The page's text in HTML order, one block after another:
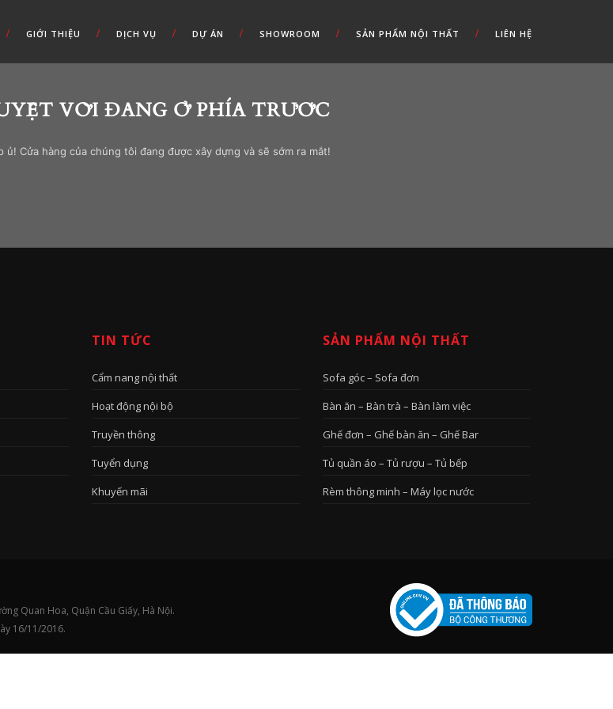
GIỚI THIỆU DỊCH VỤ DỰ ÁN SHOWROOM SẢN PHẨM NỘI THẤT LIÊN HỆ
VỜI ĐANG Ở PHÍA TRƯỚC
ủ! Cửa hàng của chúng tôi đang được xây dựng và sẽ sớm ra mắt!
TIN TỨC
Cẩm nang nội thất
Hoạt động nội bộ
Truyền thông
Tuyển dụng
Khuyến mãi
SẢN PHẨM NỘI THẤT
Sofa góc – Sofa đơn
Bàn ăn – Bàn trà – Bàn làm việc
Ghế đơn – Ghế bàn ăn – Ghế Bar
Tủ quần áo – Tủ rượu – Tủ bếp
Rèm thông minh – Máy lọc nước
Quan Hoa, Quận Cầu Giấy, Hà Nội.
16/11/2016.